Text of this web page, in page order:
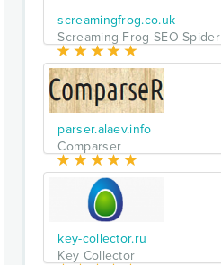
screamingfrog.co.uk
Screaming Frog SEO Spider
parser.alaev.info
Comparser
key-collector.ru
Key Collector